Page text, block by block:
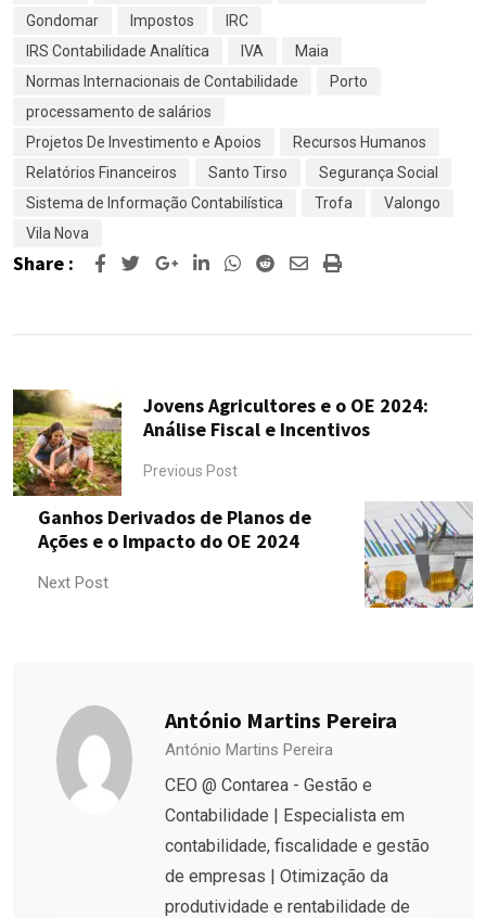
Gondomar
Impostos
IRC
IRS Contabilidade Analítica
IVA
Maia
Normas Internacionais de Contabilidade
Porto
processamento de salários
Projetos De Investimento e Apoios
Recursos Humanos
Relatórios Financeiros
Santo Tirso
Segurança Social
Sistema de Informação Contabilística
Trofa
Valongo
Vila Nova
Share : Google+LinkedInWhatsapp
RedditSharePrint
Jovens Agricultores e o OE 2024:
Análise Fiscal e Incentivos
Previous Post
Ganhos Derivados de Planos de
Ações e o Impacto do OE 2024
Next Post
António Martins Pereira
António Martins Pereira
CEO @ Contarea - Gestão e
Contabilidade | Especialista em
contabilidade, fiscalidade e gestão
de empresas | Otimização da
produtividade e rentabilidade de